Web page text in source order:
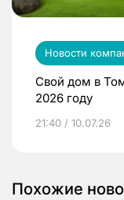
Новости
Свой дом в
2026 году
21:40 / 10.07.26
Похожие